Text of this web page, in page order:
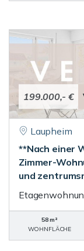
199.000,- €
Laupheim
**Nach einer
Zimmer-
und
58 m²
WOHNFLÄCHE